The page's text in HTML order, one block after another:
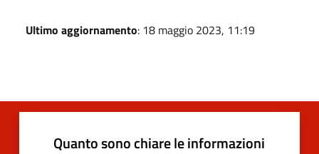
Ultimo aggiornamento: 18 maggio 2023, 11:19
Quanto sono chiare le informazioni